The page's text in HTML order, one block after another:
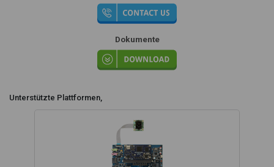
Dokumente
Unterstützte Plattformen,